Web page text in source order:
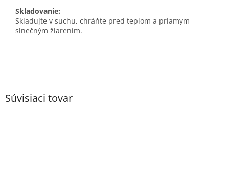
Súvisiaci tovar
Skladovanie:
Skladujte v suchu, chráňte pred teplom a priamym
slnečným žiarením.